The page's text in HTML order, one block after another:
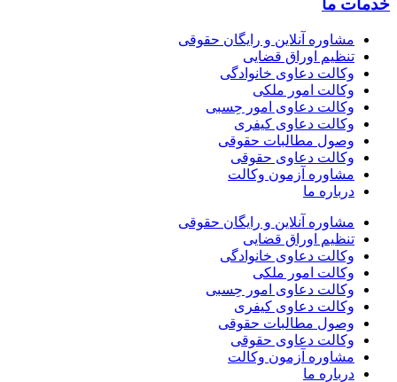
ما
مشاوره آنلاین و رایگان حقوقی
تنظیم اوراق قضایی
وکالت دعاوی خانوادگی
وکالت امور ملکی
وکالت دعاوی امور حِسبی
وکالت دعاوی کیفری
وصول مطالبات حقوقی
وکالت دعاوی حقوقی
مشاوره آزمون وکالت
درباره ما
مشاوره آنلاین و رایگان حقوقی
تنظیم اوراق قضایی
وکالت دعاوی خانوادگی
وکالت امور ملکی
وکالت دعاوی امور حِسبی
وکالت دعاوی کیفری
وصول مطالبات حقوقی
وکالت دعاوی حقوقی
مشاوره آزمون وکالت
درباره ما